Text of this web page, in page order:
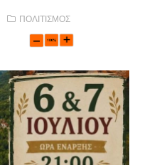
ΠΟΛΙΤΙΣΜΟΣ